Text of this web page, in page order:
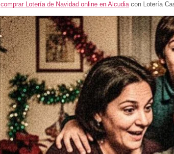
comprar Lotería de Navidad online en Alcudiacon Lotería